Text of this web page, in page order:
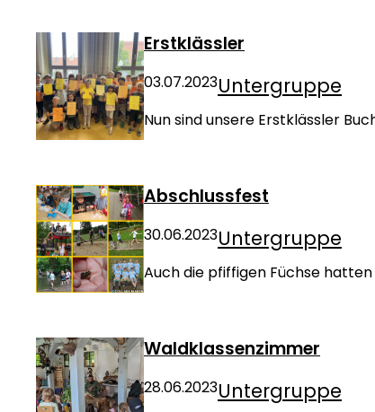
Erstklässler
03.07.2023Untergruppe
Nun sind unsere Erstklässler
Abschlussfest
30.06.2023Untergruppe
Auch die pfiffigen Füchse
Waldklassenzimmer
28.06.2023Untergruppe